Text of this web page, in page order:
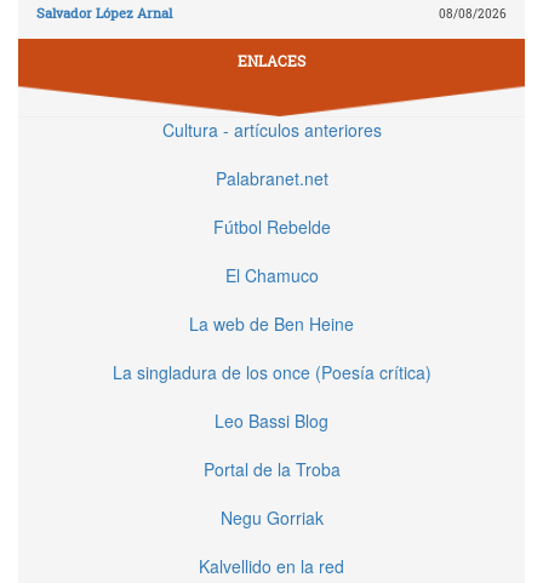
Salvador López Arnal 08/08/2026
ENLACES
Cultura - artículos anteriores
Palabranet.net
Fútbol Rebelde
El Chamuco
La web de Ben Heine
La singladura de los once (Poesía crítica)
Leo Bassi Blog
Portal de la Troba
Negu Gorriak
Kalvellido en la red